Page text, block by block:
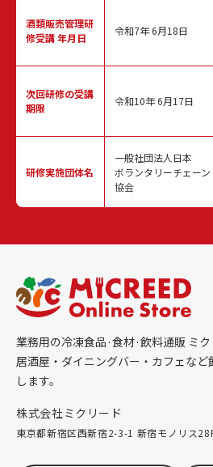
酒類販売管理研
修受講 年月日
次回研修の受講
期限
研修実施団体名
令和7年 6月18日
令和10年 6月17日
一般社団法人日本
ボランタリーチェーン
協会
業務用の冷凍食品·食材·飲料通販 ミク
居酒屋・ダイニングバー・カフェな
します。
株式会社ミクリード
東京都新宿区西新宿2-3-1 新宿モノリス